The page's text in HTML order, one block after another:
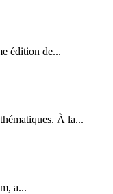
édition de...
À la...
a...